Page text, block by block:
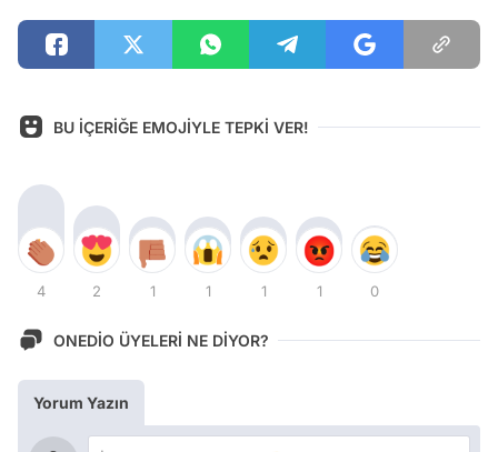
BU İÇERİĞE EMOJİYLE TEPKİ VER!
4 2 1 1 1 1 0
ONEDİO ÜYELERİ NE DİYOR?
Yorum Yazın